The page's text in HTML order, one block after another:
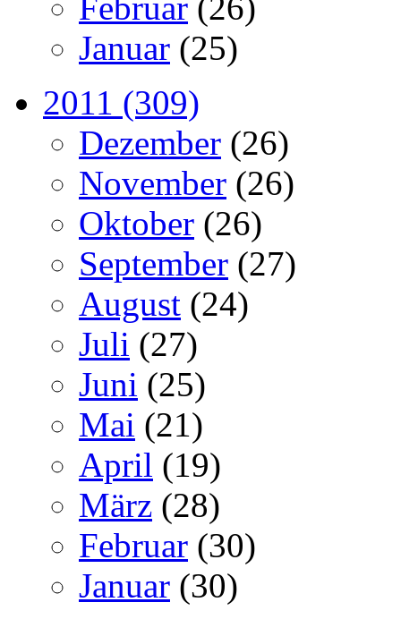
Januar (25)
2011 (309)
Dezember (26)
November (26)
Oktober (26)
September (27)
August (24)
Juli (27)
Juni (25)
Mai (21)
April (19)
März (28)
Februar (30)
Januar (30)